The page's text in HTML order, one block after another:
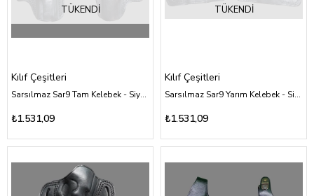
TÜKENDI
Kılıf Çeşitleri
Sarsılmaz Sar9 Tam Kelebek - Siyah Deri Kılıf Çeşitleri
₺1.531,09
TÜKENDI
Kılıf Çeşitleri
Sarsılmaz Sar9 Yarım Kelebek - Siyah Deri Kılıf Çeşitleri
₺1.531,09